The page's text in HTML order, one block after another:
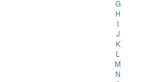
G
H
I
J
K
L
M
N